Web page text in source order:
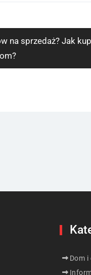
na sprzedaż? Jak
Dom i